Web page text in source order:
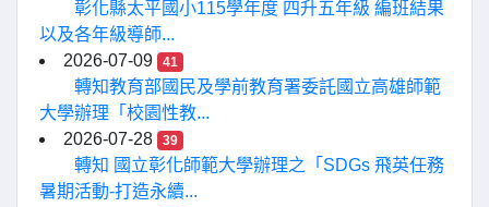
彰化縣太平國小115學年度 四升五年級 編班結果
以及各年級導師...
2026-07-09
41
轉知教育部國民及學前教育署委託國立高雄師範
大學辦理「校園性教...
2026-07-28
39
轉知 國立彰化師範大學辦理之「SDGs 飛英任務
暑期活動-打造永續...